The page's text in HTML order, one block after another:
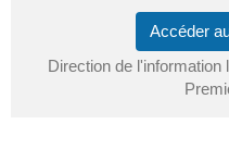
Accéder
Direction de l'information